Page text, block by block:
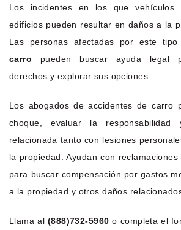
Los incidentes en los que vehículos
edificios pueden resultar en daños a la
Las personas afectadas por este
carro pueden buscar ayuda legal
derechos y explorar sus opciones.
Los abogados de accidentes de carro
choque, evaluar la responsabilidad
relacionada tanto con lesiones
la propiedad. Ayudan con
para buscar compensación por gastos
a la propiedad y otros daños
Llama al (888)732-5960 o completa el